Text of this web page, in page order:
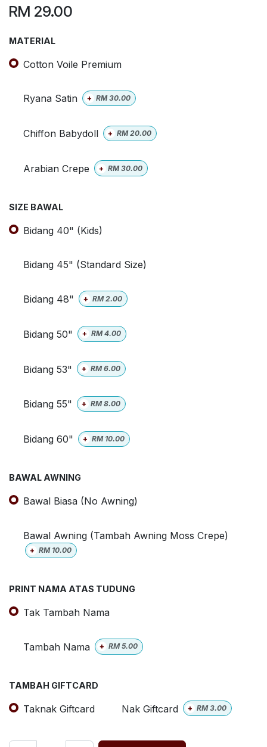
RM 29.00
MATERIAL
Cotton Voile Premium
Ryana Satin + RM30.00
Chiffon Babydoll + RM20.00
Arabian Crepe + RM30.00
SIZE BAWAL
Bidang 40" (Kids)
Bidang 45" (Standard Size)
Bidang 48" + RM2.00
Bidang 50" + RM4.00
Bidang 53" + RM6.00
Bidang 55" + RM8.00
Bidang 60" + RM 10.00
BAWAL AWNING
Bawal Biasa (No Awning)
Bawal Awning (Tambah Awning Moss Crepe)
+ RM 10.00
PRINT NAMA ATAS TUDUNG
Tak Tambah Nama
Tambah Nama + RM5.00
TAMBAH GIFTCARD
Taknak Giftcard Nak Giftcard + RM3.00